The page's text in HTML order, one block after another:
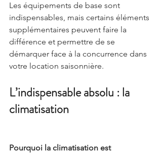
Les équipements de base sont
indispensables, mais certains éléments
supplémentaires peuvent faire la
différence et permettre de se
démarquer face à la concurrence dans
votre location saisonnière.
L’indispensable absolu : la
climatisation
Pourquoi la climatisation est